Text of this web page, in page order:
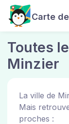
Carte
Toutes
Minzier
La ville de
Mais
proches :